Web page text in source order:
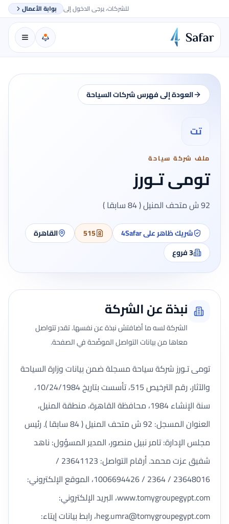
للشركات، يرجى الدخول إلى بوابة الأعمال
العودة إلى فهرس شركات السياحة
تت
ملف شركة سياحة
تومى تـورز
92 ش متحف المنيل ( 84 سابقا )
شريك ظاهر على 4Safar 515
القاهرة
3فروع
نبذة عن الشركة
الشركة لسه ما أضافتش نبذة عن نفسها. تقدر تتواصل
معاها من بيانات التواصل الموضّحة في الصفحة.
تومى تـورز شركة سياحة مسجلة ضمن بيانات وزارة السياحة
والآثار، رقم الترخيص 515، تأسست بتاريخ 10/24/1984،
سنة الإنشاء 1984، محافظة القاهرة، منطقة المنيل،
العنوان المسجل: 92 ش متحف المنيل ( 84 سابقا ). رئيس
مجلس الإدارة: تامر نبيل منصور، المدير المسؤول: ناهد
شفيق عزت محمد. أرقام التواصل: 23641123 /
23648016 / 2364 / 1006694426، الموقع الإلكتروني:
www.tomygroupegypt.com، البريد الإلكتروني:
heg.umra@tomygroupegypt.com، رابط بيانات إيتاء: